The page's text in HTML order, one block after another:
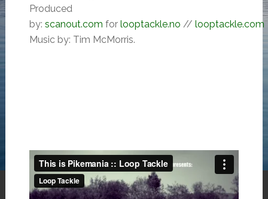
Produced
by: scanout.com for looptackle.no // looptackle.com
Music by: Tim McMorris.